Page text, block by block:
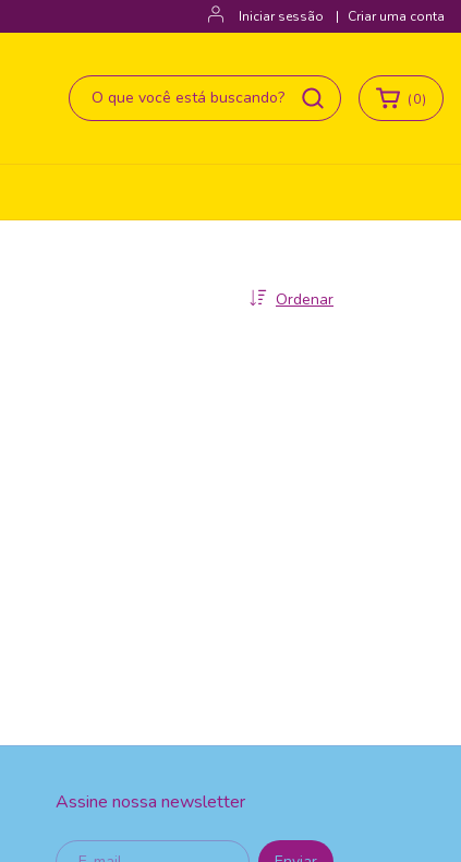
Iniciar sessão | Criar uma conta
(0)
Ordenar
Assine nossa newsletter